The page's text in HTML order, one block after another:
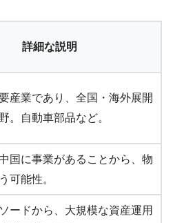
詳細な説明
産業であり、全国・海外展開
。自動車部品など。
国に事業があることから、物
可能性。
ードから、大規模な資産運用